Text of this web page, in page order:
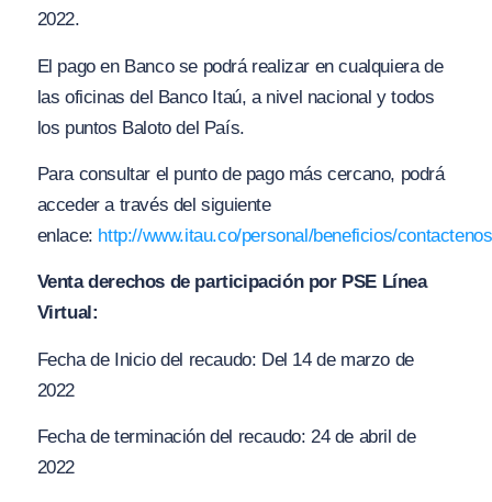
2022.
El pago en Banco se podrá realizar en cualquiera de
las oficinas del Banco Itaú, a nivel nacional y todos
los puntos Baloto del País.
Para consultar el punto de pago más cercano, podrá
acceder a través del siguiente
enlace: http://www.itau.co/personal/beneficios/contactenos
Venta derechos de participación por PSE Línea
Virtual:
Fecha de Inicio del recaudo: Del 14 de marzo de
2022
Fecha de terminación del recaudo: 24 de abril de
2022